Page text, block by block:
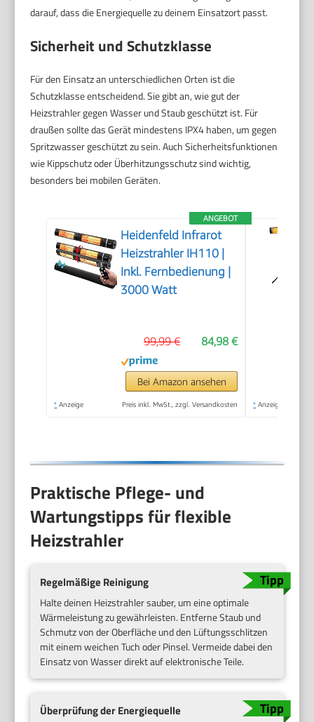
darauf, dass die Energiequelle zu deinem Einsatzort passt.
Sicherheit und Schutzklasse
Für den Einsatz an unterschiedlichen Orten ist die
Schutzklasse entscheidend. Sie gibt an, wie gut der
Heizstrahler gegen Wasser und Staub geschützt ist. Für
draußen sollte das Gerät mindestens IPX4 haben, um gegen
Spritzwasser geschützt zu sein. Auch Sicherheitsfunktionen
wie Kippschutz oder Überhitzungsschutz sind wichtig,
besonders bei mobilen Geräten.
ANGEBOT
Heidenfeld Infrarot
Heizstrahler IH110 |
Inkl. Fernbedienung |
3000 Watt
84,98 €
99,99 €
Bei Amazon ansehen
* Anzeige Preis inkl. MwSt., zzgl. Versandkosten * Anzeige
Praktische Pflege- und
Wartungstipps für flexible
Heizstrahler
Regelmäßige Reinigung
Halte deinen Heizstrahler sauber, um eine optimale
Wärmeleistung zu gewährleisten. Entferne Staub und
Schmutz von der Oberfläche und den Lüftungsschlitzen
mit einem weichen Tuch oder Pinsel. Vermeide dabei den
Einsatz von Wasser direkt auf elektronische Teile.
Überprüfung der Energiequelle